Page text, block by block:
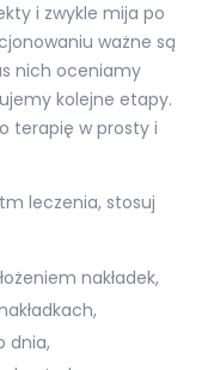
i zwykle mija po
ważne są
nich oceniamy
kolejne etapy.
terapię w prosty i
leczenia, stosuj
nakładek,
dnia,